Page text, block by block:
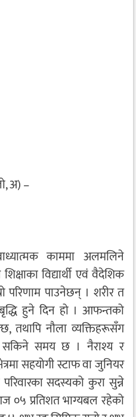
अ) –
काममा अलमलिने
विद्यार्थी एवं वैदेशिक
परिणाम पाउनेछन् । शरीर त
हुने दिन हो । आफन्तको
तथापि नौला व्यक्तिहरूसँग
समय छ । नैराश्य र
सहयोगी स्टाफ वा जुनियर
परिवारका सदस्यको कुरा सुन्ने
०५ प्रतिशत भाग्यबल रहेको